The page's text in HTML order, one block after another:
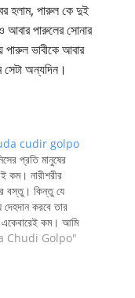
হলাম, পারুল কে দুই
আবার পারুলের সোনার
পারুল ভাবীকে আবার
অন্যদিন।
cudir golpo
প্রতি মানুষের
কম। নারীশরীর
বস্তু। কিন্তু যে
দেহদান করবে তার
কম। আমি
নারীকে কামনা করি
Chudi Golpo"